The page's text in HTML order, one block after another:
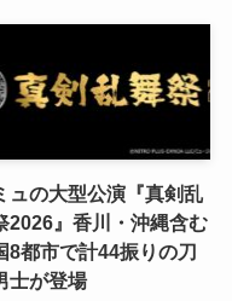
ュの大型公演『真剣乱
2026』香川・沖縄含む
8都市で計44振りの刀
士が登場